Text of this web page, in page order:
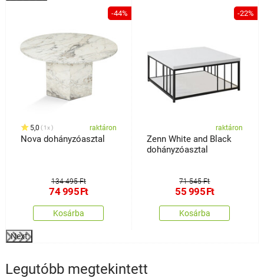
-44%
5,0 1x raktáron
Nova dohányzóasztal
134 495 Ft
74 995Ft
Kosárba
-22%
raktáron
Zenn White and Black
dohányzóasztal
71 545 Ft
55 995Ft
Kosárba
Next
Legutóbb megtekintett